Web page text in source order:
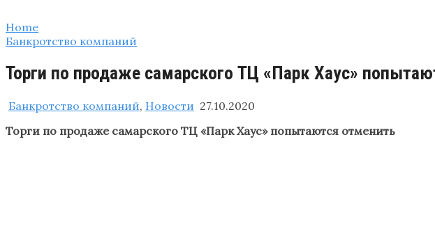
Home
Банкротство компаний
Торги по продаже самарского ТЦ «Парк Хаус»
Банкротство компаний, Новости 27.10.2020
Торги по продаже самарского ТЦ «Парк Хаус» попытаются отменить